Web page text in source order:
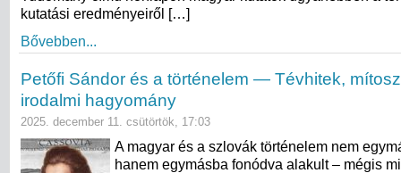
kutatási eredményeiről […]
Bővebben...
Petőfi Sándor és a történelem — Tévhitek,
irodalmi hagyomány
2025. december 11. csütörtök, 17:03
A magyar és a szlovák történelem nem
hanem egymásba fonódva alakult – mégis